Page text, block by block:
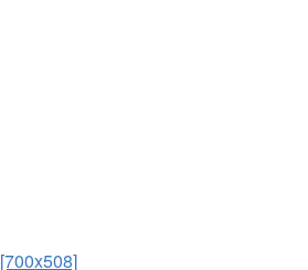
[700x508]